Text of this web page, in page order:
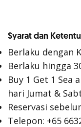
Syarat dan
Berlaku dengan
Berlaku hingga
Buy 1 Get 1 Sea
hari Jumat &
Reservasi
Telepon: +65